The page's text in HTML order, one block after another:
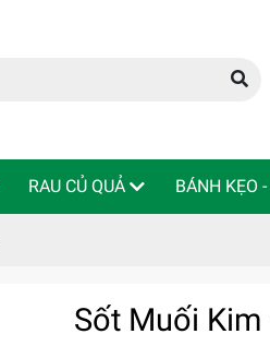
RAU CỦ QUẢ BÁNH KẸO
Sốt Muối Kim